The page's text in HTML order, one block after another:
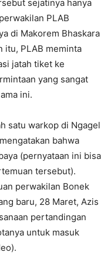
sejatinya hanya
PLAB
di Makorem Bhaskara
itu, PLAB meminta
jatah tiket ke
yang sangat
ini.
satu warkop di Ngagel
bahwa
(pernyataan ini bisa
tersebut).
perwakilan Bonek
baru, 28 Maret, Azis
pertandingan
untuk masuk